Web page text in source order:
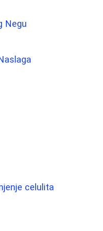
Negu
celulita